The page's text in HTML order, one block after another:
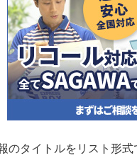
タイトルをリスト形式